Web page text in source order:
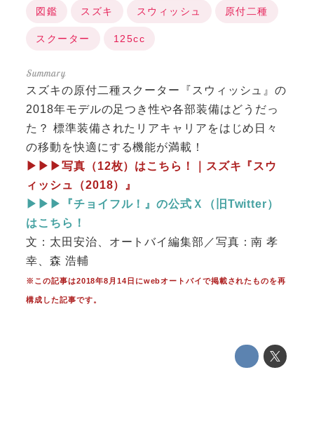
図鑑 スズキ スウィッシュ 原付二種
スクーター 125cc
スズキの原付二種スクーター『スウィッシュ』の
2018年モデルの足つき性や各部装備はどうだっ
た？ 標準装備されたリアキャリアをはじめ日々
の移動を快適にする機能が満載！
▶▶▶写真（12枚）はこちら！｜スズキ『スウ
ィッシュ（2018）』
▶▶▶『チョイフル！』の公式Ｘ（旧Twitter）
はこちら！
文：太田安治、オートバイ編集部／写真：南 孝
幸、森 浩輔
※この記事は2018年8月14日にwebオートバイで掲載されたものを再
構成した記事です。